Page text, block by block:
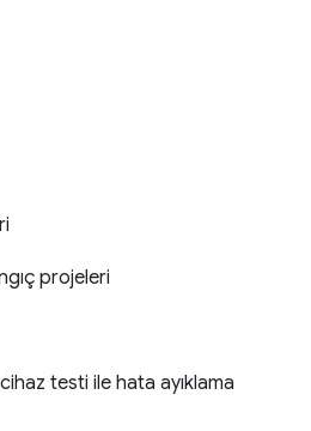
projeleri
testi ile hata ayıklama